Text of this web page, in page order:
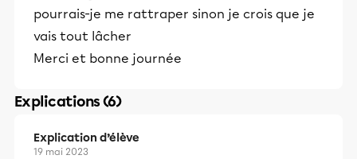
pourrais-je me rattraper sinon je crois que je
vais tout lâcher
Merci et bonne journée
Explications (6)
Explication d’élève
19 mai 2023